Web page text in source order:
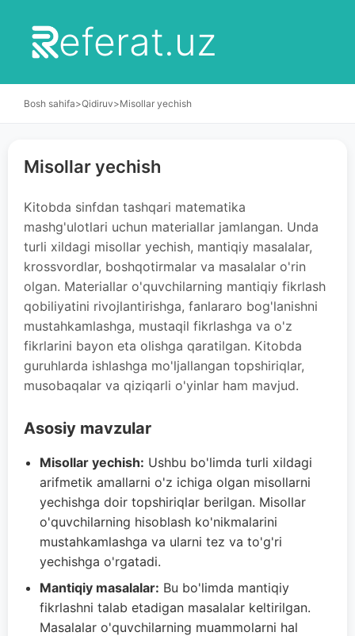
eferat.uz
Bosh sahifa>Qidiruv>Misollar yechish
Misollar yechish
Kitobda sinfdan tashqari matematika
mashg'ulotlari uchun materiallar jamlangan. Unda
turli xildagi misollar yechish, mantiqiy masalalar,
krossvordlar, boshqotirmalar va masalalar o'rin
olgan. Materiallar o'quvchilarning mantiqiy fikrlash
qobiliyatini rivojlantirishga, fanlararo bog'lanishni
mustahkamlashga, mustaqil fikrlashga va o'z
fikrlarini bayon eta olishga qaratilgan. Kitobda
guruhlarda ishlashga mo'ljallangan topshiriqlar,
musobaqalar va qiziqarli o'yinlar ham mavjud.
Asosiy mavzular
Misollar yechish: Ushbu bo'limda turli xildagi
arifmetik amallarni o'z ichiga olgan misollarni
yechishga doir topshiriqlar berilgan. Misollar
o'quvchilarning hisoblash ko'nikmalarini
mustahkamlashga va ularni tez va to'g'ri
yechishga o'rgatadi.
Mantiqiy masalalar: Bu bo'limda mantiqiy
fikrlashni talab etadigan masalalar keltirilgan.
Masalalar o'quvchilarning muammolarni hal